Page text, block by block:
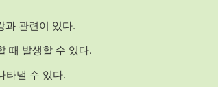
과 관련이 있다.
때 발생할 수 있다.
타낼 수 있다.